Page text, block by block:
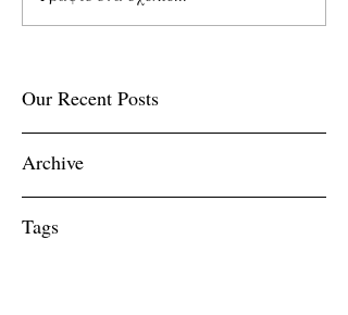
Our Recent Posts
Archive
Tags